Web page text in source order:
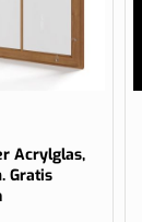
Acrylglas,
Gratis